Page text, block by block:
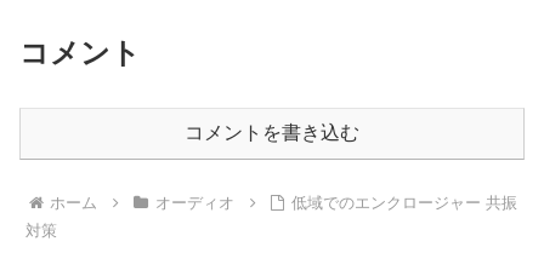
コメント
コメントを書き込む
ホーム オーディオ
低域でのエンクロージャー 共振
対策